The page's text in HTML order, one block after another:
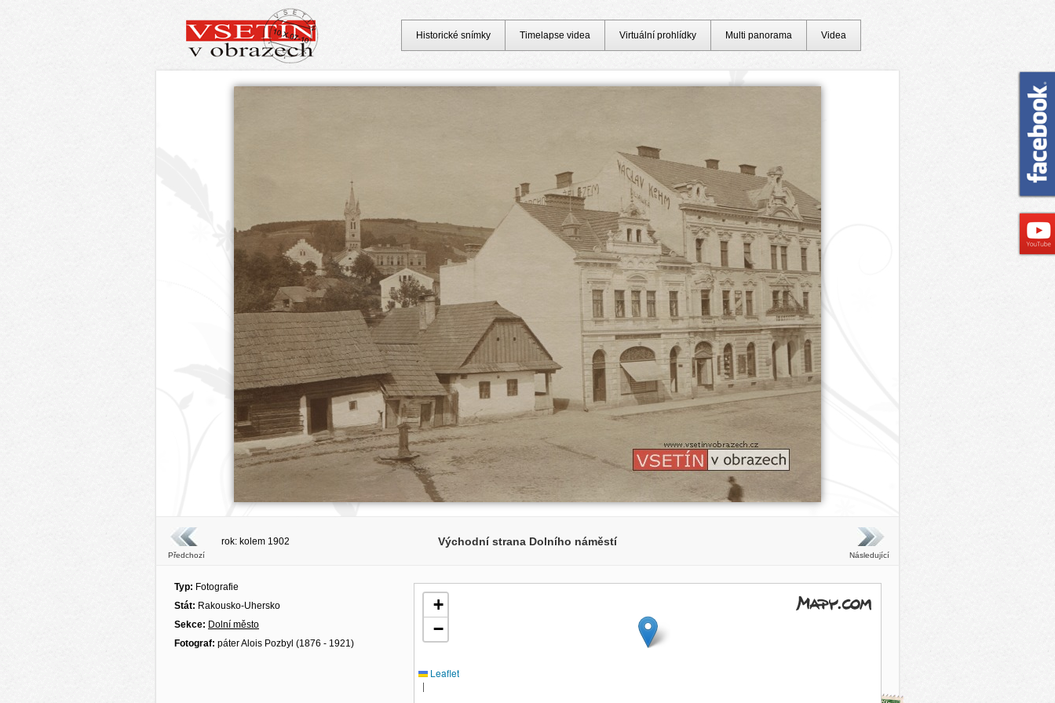
Předchozí
rok: kolem 1902 Východní strana Dolního náměstí
Následující
Typ: Fotografie
Stát: Rakousko-Uhersko
Sekce: Dolní město
Fotograf: páter Alois Pozbyl (1876 - 1921)
+
−
Leaflet
|
Historické snímky Timelapse videa Virtuální prohlídky Multi panorama Videa